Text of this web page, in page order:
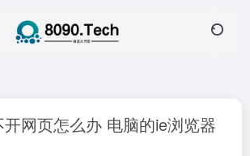
网页怎么办 电脑的ie浏览器